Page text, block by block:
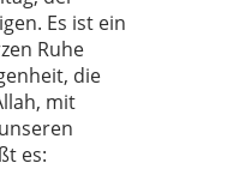
Es ist ein
Ruhe
die
mit
es: